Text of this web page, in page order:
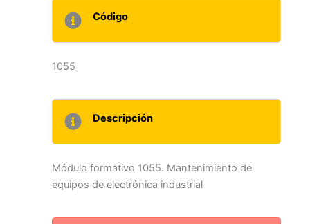
Código
1055
Descripción
Módulo formativo 1055. Mantenimiento de
equipos de electrónica industrial